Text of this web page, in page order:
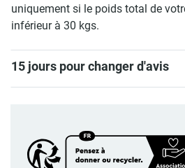
uniquement si le poids total de
inférieur à 30 kgs.
15 jours pour changer d'avis